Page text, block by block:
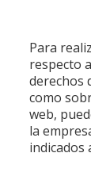
Para
respecto
derechos
como
web,
la
indicados